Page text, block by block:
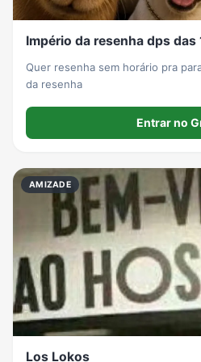
Império da resenha dps das
Quer resenha sem horário pra
da resenha
Entrar no
AMIZADE
Los Lokos